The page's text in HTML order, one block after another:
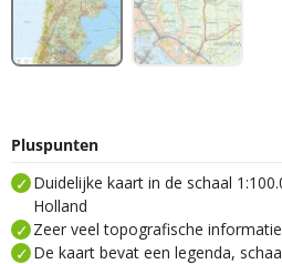
Pluspunten
Duidelijke kaart in de schaal
Holland
Zeer veel topografische informatie
De kaart bevat een legenda,